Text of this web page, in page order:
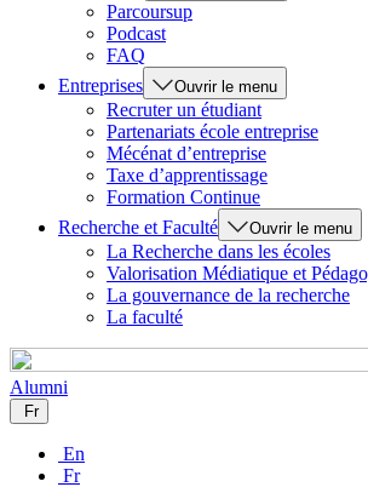
Parcoursup
Podcast
FAQ
Entreprises
Ouvrir le menu
Recruter un étudiant
Partenariats école entreprise
Mécénat d’entreprise
Taxe d’apprentissage
Formation Continue
Recherche et Faculté
Ouvrir le menu
La Recherche dans les écoles
Valorisation Médiatique et
La gouvernance de la recherche
La faculté
Alumni
Fr
En
Fr